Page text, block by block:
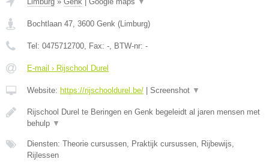
Bochtlaan 47, 3600 Genk (Limburg)
Tel: 0475712700, Fax: -, BTW-nr: -
E-mail › Rijschool Durel
Website: https://rijschooldurel.be/ Screenshot ▼
Rijschool Durel te Beringen en Genk begeleidt al jaren mensen met
behulp ▼
Diensten: Theorie cursussen, Praktijk cursussen, Rijbewijs,
Rijlessen